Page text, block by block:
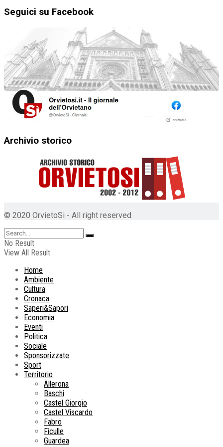
Seguici su Facebook
Archivio storico
© 2020 OrvietoSi - All right reserved
No Result
View All Result
Home
Ambiente
Cultura
Cronaca
Saperi&Sapori
Economia
Eventi
Politica
Sociale
Sponsorizzate
Sport
Territorio
Allerona
Baschi
Castel Giorgio
Castel Viscardo
Fabro
Ficulle
Guardea